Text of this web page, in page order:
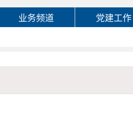
业务频道 党建工作